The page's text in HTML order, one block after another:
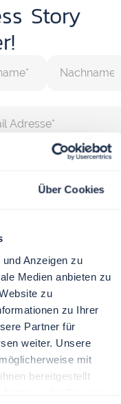
Über Cookies
Anzeigen zu
Medien anbieten zu
zu
zu Ihrer
Partner für
weiter. Unsere
mit
bereitgestellt
Story